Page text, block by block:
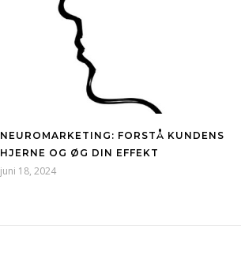
NEUROMARKETING: FORSTÅ KUNDENS
HJERNE OG ØG DIN EFFEKT
juni 18, 2024